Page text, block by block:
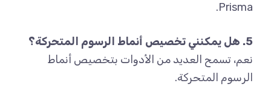
Prisma.
نعم، تسمح العديد من الأدوات بتخصيص أنماط
الرسوم المتحركة.